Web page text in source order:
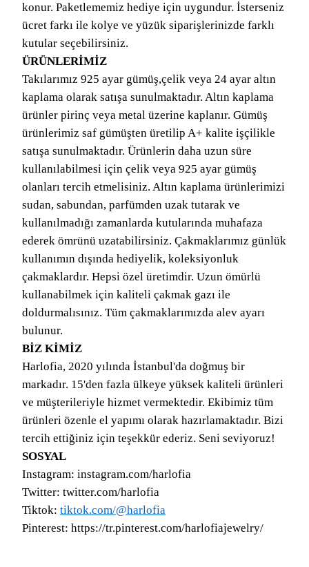
konur. Paketlememiz hediye için uygundur. İsterseniz
ücret farkı ile kolye ve yüzük siparişlerinizde farklı
kutular seçebilirsiniz.
ÜRÜNLERİMİZ
Takılarımız 925 ayar gümüş,çelik veya 24 ayar altın
kaplama olarak satışa sunulmaktadır. Altın kaplama
ürünler pirinç veya metal üzerine kaplanır. Gümüş
ürünlerimiz saf gümüşten üretilip A+ kalite işçilikle
satışa sunulmaktadır. Ürünlerin daha uzun süre
kullanılabilmesi için çelik veya 925 ayar gümüş
olanları tercih etmelisiniz. Altın kaplama ürünlerimizi
sudan, sabundan, parfümden uzak tutarak ve
kullanılmadığı zamanlarda kutularında muhafaza
ederek ömrünü uzatabilirsiniz. Çakmaklarımız günlük
kullanımın dışında hediyelik, koleksiyonluk
çakmaklardır. Hepsi özel üretimdir. Uzun ömürlü
kullanabilmek için kaliteli çakmak gazı ile
doldurmalısınız. Tüm çakmaklarımızda alev ayarı
bulunur.
BİZ KİMİZ
Harlofia, 2020 yılında İstanbul'da doğmuş bir
markadır. 15'den fazla ülkeye yüksek kaliteli ürünleri
ve müşterileriyle hizmet vermektedir. Ekibimiz tüm
ürünleri özenle el yapımı olarak hazırlamaktadır. Bizi
tercih ettiğiniz için teşekkür ederiz. Seni seviyoruz!
SOSYAL
Instagram: instagram.com/harlofia
Twitter: twitter.com/harlofia
Tiktok: tiktok.com/@harlofia
Pinterest: https://tr.pinterest.com/harlofiajewelry/